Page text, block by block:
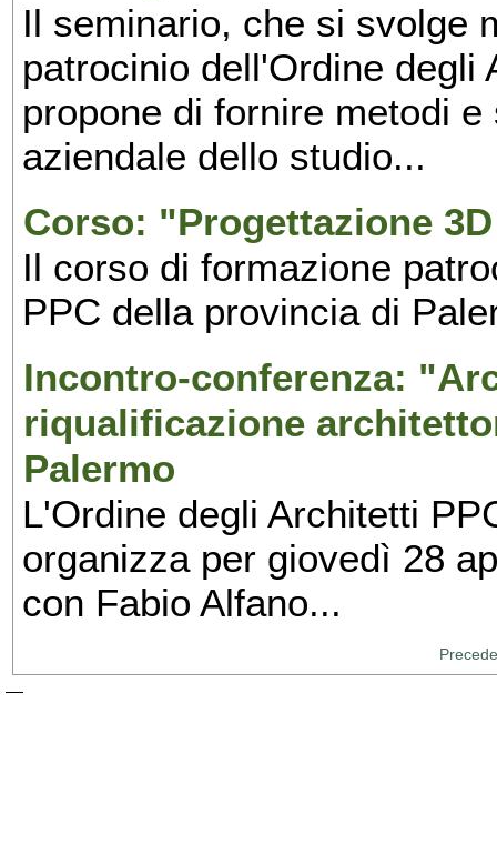
Il seminario, che si svolge
patrocinio dell'Ordine degli
propone di fornire metodi
aziendale dello studio...
Corso: "Progettazione
Il corso di formazione
PPC della provincia di
Incontro-conferenza:
riqualificazione
Palermo
L'Ordine degli Architetti
organizza per giovedì 28
con Fabio Alfano...